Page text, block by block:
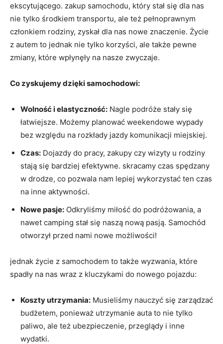
ekscytującego. zakup samochodu, który stał się dla nas
nie tylko środkiem transportu, ale też pełnoprawnym
członkiem rodziny, zyskał dla nas nowe znaczenie. Życie
z autem to jednak nie tylko korzyści, ale także pewne
zmiany, które wpłynęły na nasze zwyczaje.
Co zyskujemy dzięki samochodowi:
Wolność i elastyczność: Nagle podróże stały się
łatwiejsze. Możemy planować weekendowe wypady
bez względu na rozkłady jazdy komunikacji miejskiej.
Czas: Dojazdy do pracy, zakupy czy wizyty u rodziny
stają się bardziej efektywne. skracamy czas spędzany
w drodze, co pozwala nam lepiej wykorzystać ten czas
na inne aktywności.
Nowe pasje: Odkryliśmy miłość do podróżowania, a
nawet camping stał się naszą nową pasją. Samochód
otworzył przed nami nowe możliwości!
jednak życie z samochodem to także wyzwania, które
spadły na nas wraz z kluczykami do nowego pojazdu:
Koszty utrzymania: Musieliśmy nauczyć się zarządzać
budżetem, ponieważ utrzymanie auta to nie tylko
paliwo, ale też ubezpieczenie, przeglądy i inne
wydatki.